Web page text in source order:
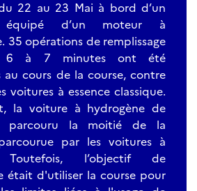
22 au 23 Mai à bord d’un
équipé d’un moteur à
35 opérations de remplissage
6 à 7 minutes ont été
au cours de la course, contre
voitures à essence classique.
la voiture à hydrogène de
parcouru la moitié de la
par les voitures à
Toutefois, l’objectif de
était d'utiliser la course pour